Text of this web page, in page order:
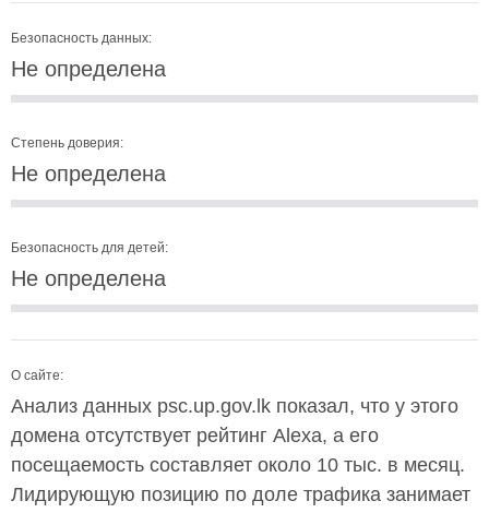
Безопасность данных:
Не определена
Степень доверия:
Не определена
Безопасность для детей:
Не определена
О сайте:
Анализ данных psc.up.gov.lk показал, что у этого
домена отсутствует рейтинг Alexa, а его
посещаемость составляет около 10 тыс. в месяц.
Лидирующую позицию по доле трафика занимает